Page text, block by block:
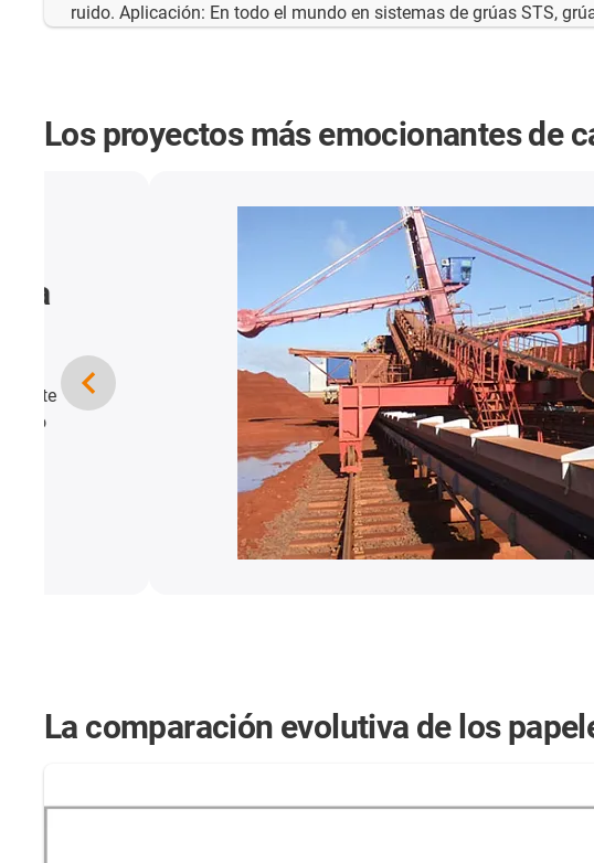
ruido. Aplicación: En todo el mundo en sistemas de grúas STS,
Los proyectos más emocionantes de
La comparación evolutiva de los